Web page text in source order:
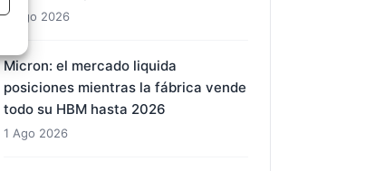
Nvidia: el rebote que reconcilia dos
2 Ago 2026
Micron: el mercado liquida
posiciones mientras la fábrica vende